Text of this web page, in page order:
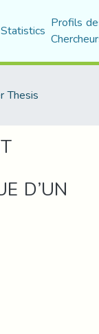
Statistics Profils
Thesis
D’UN